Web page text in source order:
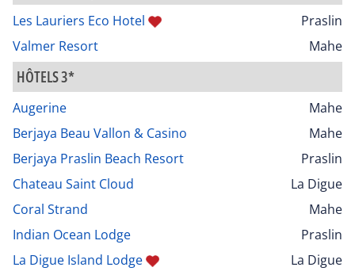
Les Lauriers Eco Hotel
Praslin
Valmer Resort
Mahe
HÔTELS 3*
Augerine
Mahe
Berjaya Beau Vallon & Casino
Mahe
Berjaya Praslin Beach Resort
Praslin
Chateau Saint Cloud
La Digue
Coral Strand
Mahe
Indian Ocean Lodge
Praslin
La Digue Island Lodge
La Digue